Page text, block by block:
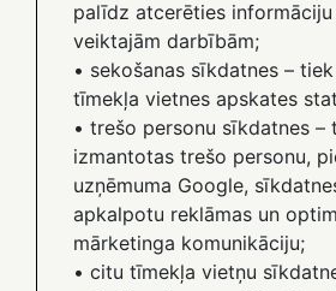
palīdz atcerēties
veiktajām darbībām;
• sekošanas sīkdatnes –
tīmekļa vietnes apskates
• trešo personu sīkdatnes –
izmantotas trešo personu,
uzņēmuma Google,
apkalpotu reklāmas un
mārketinga komunikāciju;
• citu tīmekļa vietņu